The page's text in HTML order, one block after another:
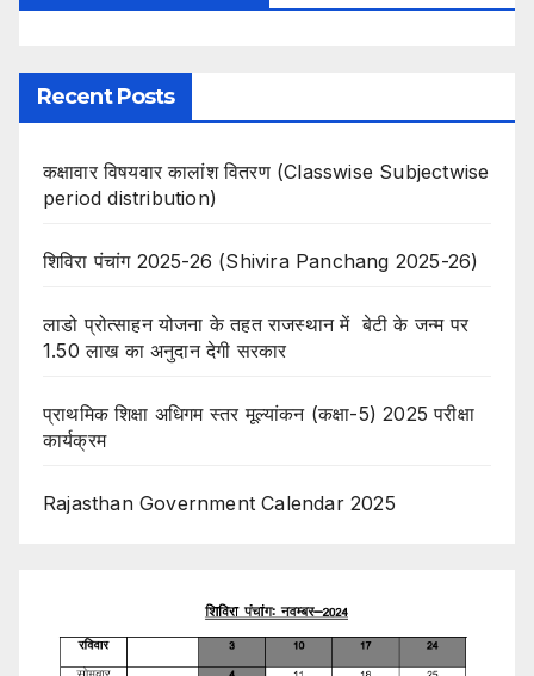
Recent Posts
कक्षावार विषयवार कालांश वितरण (Classwise Subjectwise
period distribution)
शिविरा पंचांग 2025-26 (Shivira Panchang 2025-26)
लाडो प्रोत्साहन योजना के तहत राजस्थान में बेटी के जन्म पर
1.50 लाख का अनुदान देगी सरकार
प्राथमिक शिक्षा अधिगम स्तर मूल्यांकन (कक्षा-5) 2025 परीक्षा
कार्यक्रम
Rajasthan Government Calendar 2025